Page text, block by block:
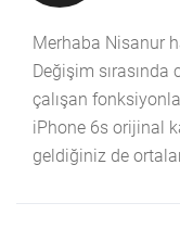
Merhaba Nisanur
Değişim sırasında
çalışan
iPhone 6s orijinal
geldiğiniz de